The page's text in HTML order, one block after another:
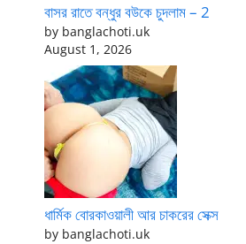
বাসর রাতে বন্ধুর বউকে চুদলাম – 2
by banglachoti.uk
August 1, 2026
ধার্মিক বোরকাওয়ালী আর চাকরের সেক্স
by banglachoti.uk